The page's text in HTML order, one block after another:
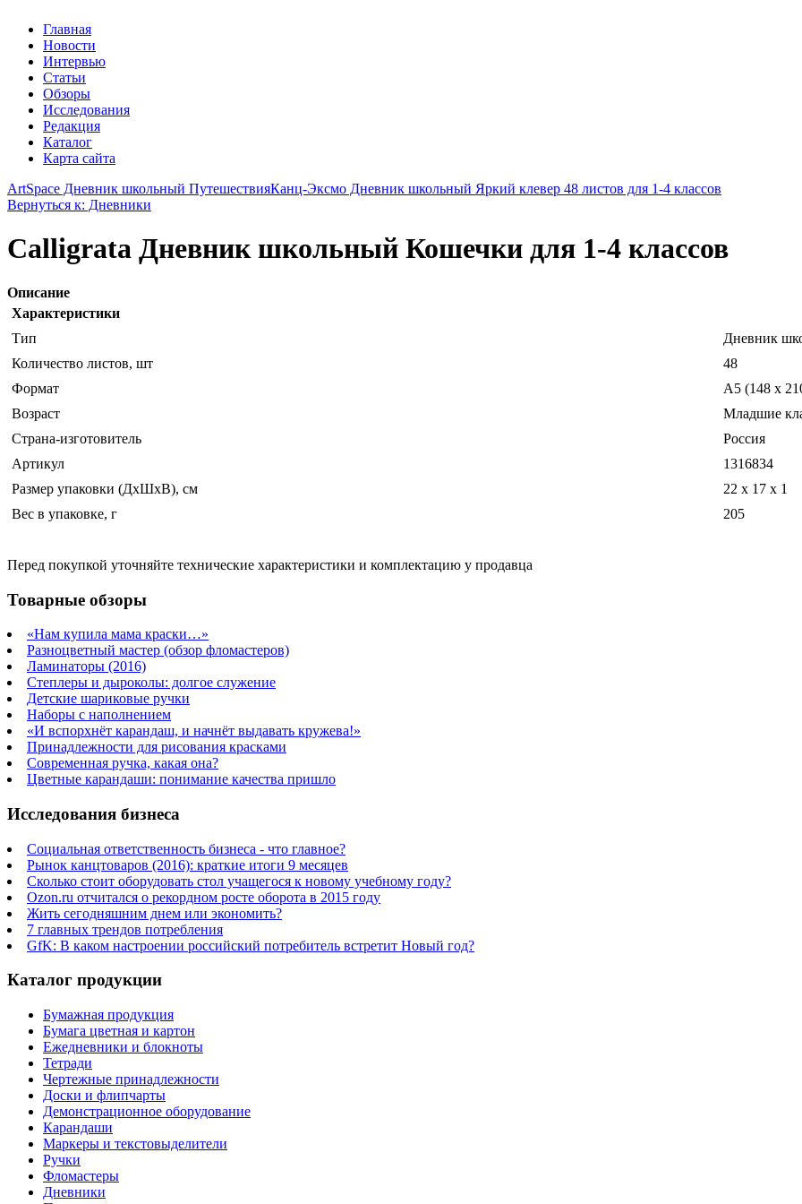
Главная
Новости
Интервью
Статьи
Обзоры
Исследования
Редакция
Каталог
Карта сайта
ArtSpace Дневник школьный ПутешествияКанц-Эксмо Дневник школьный Яркий клевер 48 листов для 1-4 классов
Вернуться к: Дневники
Calligrata Дневник школьный Кошечки для 1-4 классов
Описание
Характеристики
Тип
Дневник
Количество листов, шт
48
Формат
A5 (148 x
Возраст
Младшие
Страна-изготовитель
Россия
Артикул
1316834
Размер упаковки (ДхШхВ), см
22 x 17 x 1
Вес в упаковке, г
205
Перед покупкой уточняйте технические характеристики и комплектацию у продавца
Товарные обзоры
«Нам купила мама краски…»
Разноцветный мастер (обзор фломастеров)
Ламинаторы (2016)
Степлеры и дыроколы: долгое служение
Детские шариковые ручки
Наборы с наполнением
«И вспорхнёт карандаш, и начнёт выдавать кружева!»
Принадлежности для рисования красками
Современная ручка, какая она?
Цветные карандаши: понимание качества пришло
Исследования бизнеса
Социальная ответственность бизнеса - что главное?
Рынок канцтоваров (2016): краткие итоги 9 месяцев
Сколько стоит оборудовать стол учащегося к новому учебному году?
Ozon.ru отчитался о рекордном росте оборота в 2015 году
Жить сегодняшним днем или экономить?
7 главных трендов потребления
GfK: В каком настроении российский потребитель встретит Новый год?
Каталог продукции
Бумажная продукция
Бумага цветная и картон
Ежедневники и блокноты
Тетради
Чертежные принадлежности
Доски и флипчарты
Демонстрационное оборудование
Карандаши
Маркеры и текстовыделители
Ручки
Фломастеры
Дневники